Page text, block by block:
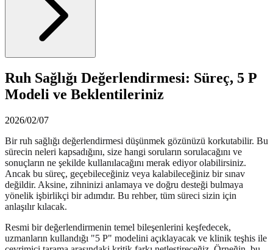
Ruh Sağlığı Değerlendirmesi: Süreç, 5 P
Modeli ve Beklentileriniz
2026/02/07
Bir ruh sağlığı değerlendirmesi düşünmek gözünüzü korkutabilir. Bu
sürecin neleri kapsadığını, size hangi soruların sorulacağını ve
sonuçların ne şekilde kullanılacağını merak ediyor olabilirsiniz.
Ancak bu süreç, geçebileceğiniz veya kalabileceğiniz bir sınav
değildir. Aksine, zihninizi anlamaya ve doğru desteği bulmaya
yönelik işbirlikçi bir adımdır. Bu rehber, tüm süreci sizin için
anlaşılır kılacak.
Resmi bir değerlendirmenin temel bileşenlerini keşfedecek,
uzmanların kullandığı "5 P" modelini açıklayacak ve klinik teşhis ile